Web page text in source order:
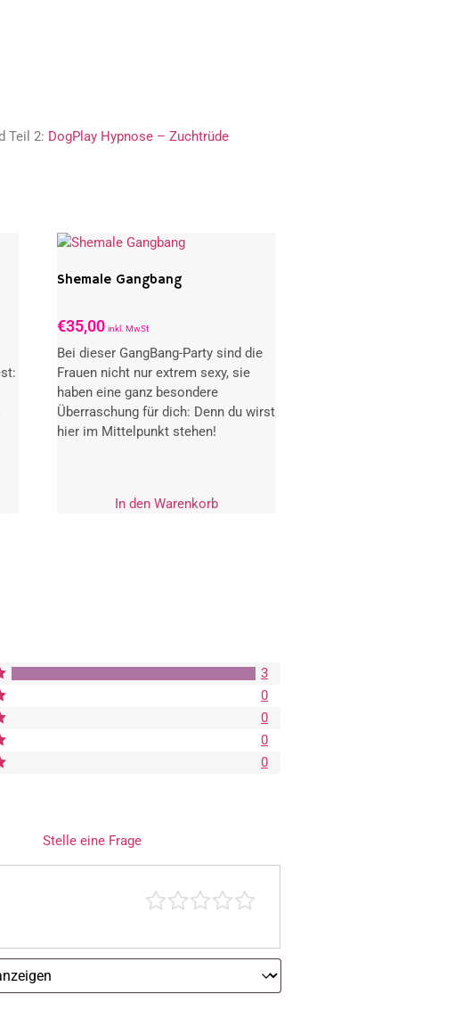
Teil 2: DogPlay Hypnose – Zuchtrüde
Shemale Gangbang
€35,00 inkl. MwSt
Bei dieser GangBang-Party sind die
Frauen nicht nur extrem sexy, sie
haben eine ganz besondere
Überraschung für dich: Denn du wirst
hier im Mittelpunkt stehen!
In den Warenkorb
3
0
0
0
0
Stelle eine Frage